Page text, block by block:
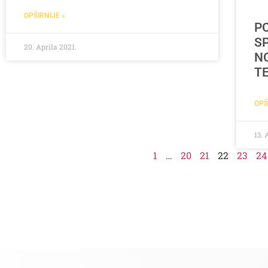
OPŠIRNIJE »
20. Aprila 2021.
13.
1 … 20 21 22 23 24